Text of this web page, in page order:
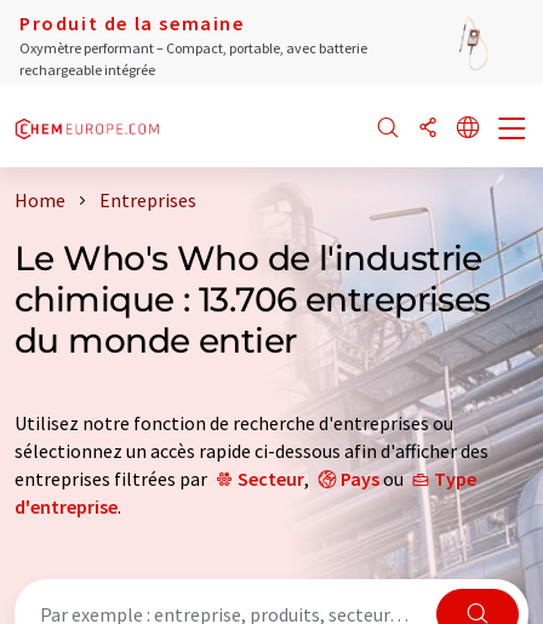
Produit de la semaine
Oxymètre performant – Compact, portable, avec batterie
rechargeable intégrée
Home Entreprises
Le Who's Who de l'industrie
chimique : 13.706 entreprises
du monde entier
Utilisez notre fonction de recherche d'entreprises ou
sélectionnez un accès rapide ci-dessous afin d'afficher des
entreprises filtrées par
Secteur, Paysou
Type
d'entreprise.